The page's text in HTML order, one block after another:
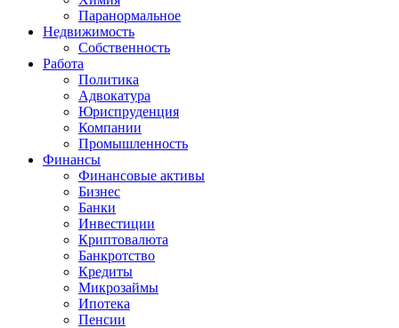
Паранормальное
Недвижимость
Собственность
Работа
Политика
Адвокатура
Юриспруденция
Компании
Промышленность
Финансы
Финансовые активы
Бизнес
Банки
Инвестиции
Криптовалюта
Банкротство
Кредиты
Микрозаймы
Ипотека
Пенсии